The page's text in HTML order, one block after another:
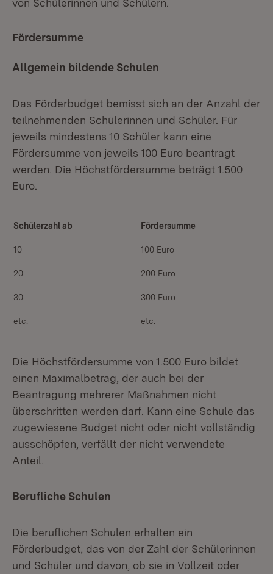
von Schülerinnen und Schülern.
Fördersumme
Allgemein bildende Schulen
Das Förderbudget bemisst sich an der Anzahl der
teilnehmenden Schülerinnen und Schüler. Für
jeweils mindestens 10 Schüler kann eine
Fördersumme von jeweils 100 Euro beantragt
werden. Die Höchstfördersumme beträgt 1.500
Euro.
Schülerzahl ab Fördersumme
10 100 Euro
20 200 Euro
30 300 Euro
etc. etc.
Die Höchstfördersumme von 1.500 Euro bildet
einen Maximalbetrag, der auch bei der
Beantragung mehrerer Maßnahmen nicht
überschritten werden darf. Kann eine Schule das
zugewiesene Budget nicht oder nicht vollständig
ausschöpfen, verfällt der nicht verwendete
Anteil.
Berufliche Schulen
Die beruflichen Schulen erhalten ein
Förderbudget, das von der Zahl der Schülerinnen
und Schüler und davon, ob sie in Vollzeit oder